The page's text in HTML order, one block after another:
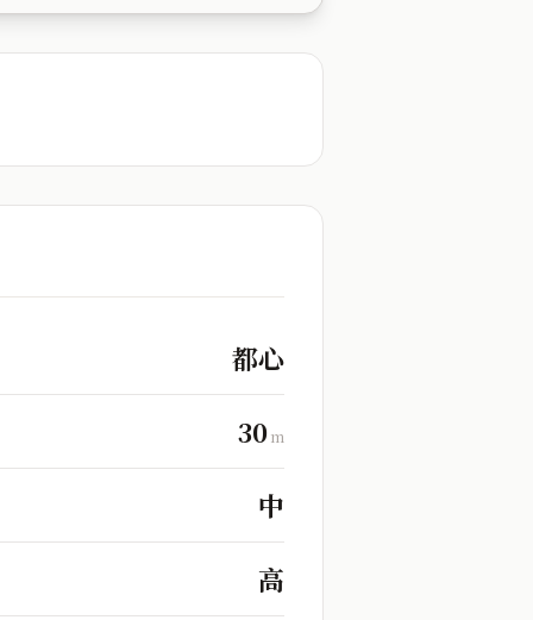
都心
30m
中
高